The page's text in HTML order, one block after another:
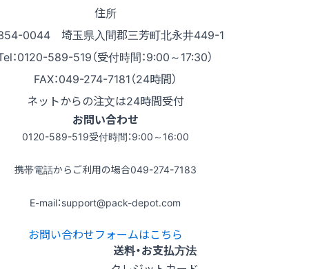
住所
0044 埼玉県入間郡三芳町北永井449-1
：0120-589-519（受付時間：9:00～17:30）
FAX：049-274-7181（24時間）
ネットからの注文は24時間受付
お問い合わせ
0120-589-519受付時間：9:00～16:00
携帯電話からご利用の場合049-274-7183
E-mail：support@pack-depot.com
お問い合わせフォームはこちら
送料・お支払方法